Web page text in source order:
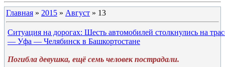
Главная » 2015 » Август » 13
Ситуация на дорогах: Шесть автомобилей столкнулись на
— Уфа — Челябинск в Башкортостане
Погибла девушка, ещё семь человек пострадали.